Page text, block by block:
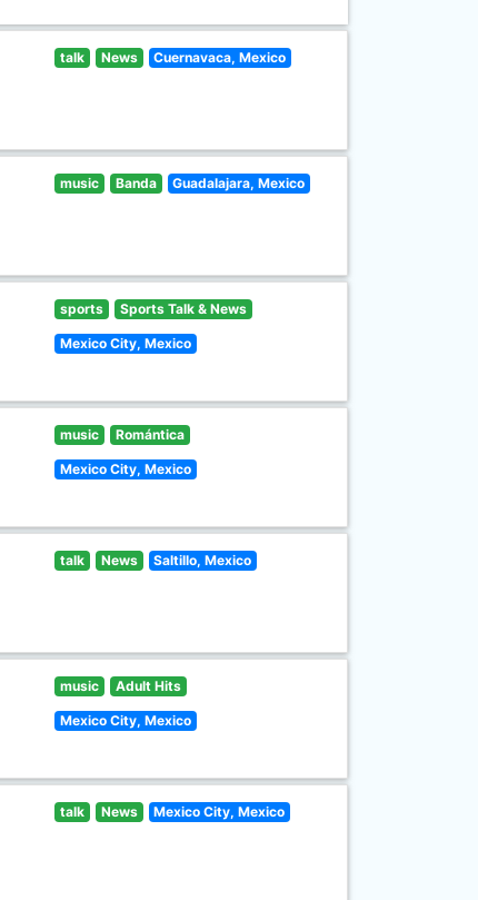
talk News Cuernavaca, Mexico
music Banda Guadalajara, Mexico
sports Sports Talk & News
Mexico City, Mexico
music Romántica
Mexico City, Mexico
talk News Saltillo, Mexico
music Adult Hits
Mexico City, Mexico
talk News Mexico City, Mexico